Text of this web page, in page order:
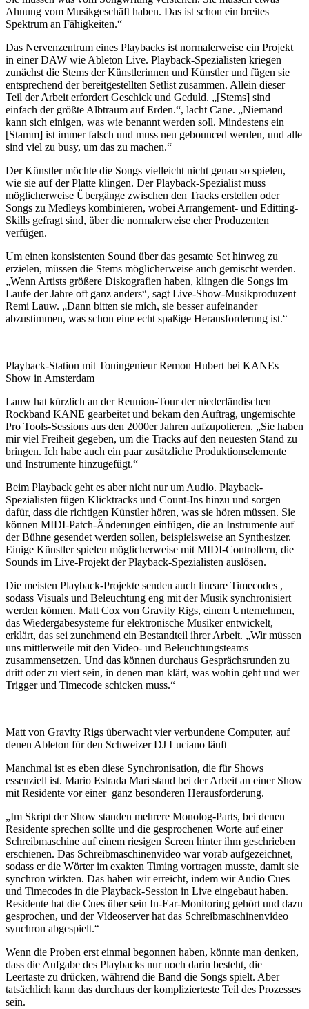
Ahnung vom Musikgeschäft haben. Das ist schon ein breites
Spektrum an Fähigkeiten.“
Das Nervenzentrum eines Playbacks ist normalerweise ein Projekt
in einer DAW wie Ableton Live. Playback-Spezialisten kriegen
zunächst die Stems der Künstlerinnen und Künstler und fügen sie
entsprechend der bereitgestellten Setlist zusammen. Allein dieser
Teil der Arbeit erfordert Geschick und Geduld. „[Stems] sind
einfach der größte Albtraum auf Erden.“, lacht Cane. „Niemand
kann sich einigen, was wie benannt werden soll. Mindestens ein
[Stamm] ist immer falsch und muss neu gebounced werden, und alle
sind viel zu busy, um das zu machen.“
Der Künstler möchte die Songs vielleicht nicht genau so spielen,
wie sie auf der Platte klingen. Der Playback-Spezialist muss
möglicherweise Übergänge zwischen den Tracks erstellen oder
Songs zu Medleys kombinieren, wobei Arrangement- und Editting-
Skills gefragt sind, über die normalerweise eher Produzenten
verfügen.
Um einen konsistenten Sound über das gesamte Set hinweg zu
erzielen, müssen die Stems möglicherweise auch gemischt werden.
„Wenn Artists größere Diskografien haben, klingen die Songs im
Laufe der Jahre oft ganz anders“, sagt Live-Show-Musikproduzent
Remi Lauw. „Dann bitten sie mich, sie besser aufeinander
abzustimmen, was schon eine echt spaßige Herausforderung ist.“
Playback-Station mit Toningenieur Remon Hubert bei KANEs
Show in Amsterdam
Lauw hat kürzlich an der Reunion-Tour der niederländischen
Rockband KANE gearbeitet und bekam den Auftrag, ungemischte
Pro Tools-Sessions aus den 2000er Jahren aufzupolieren. „Sie haben
mir viel Freiheit gegeben, um die Tracks auf den neuesten Stand zu
bringen. Ich habe auch ein paar zusätzliche Produktionselemente
und Instrumente hinzugefügt.“
Beim Playback geht es aber nicht nur um Audio. Playback-
Spezialisten fügen Klicktracks und Count-Ins hinzu und sorgen
dafür, dass die richtigen Künstler hören, was sie hören müssen. Sie
können MIDI-Patch-Änderungen einfügen, die an Instrumente auf
der Bühne gesendet werden sollen, beispielsweise an Synthesizer.
Einige Künstler spielen möglicherweise mit MIDI-Controllern, die
Sounds im Live-Projekt der Playback-Spezialisten auslösen.
Die meisten Playback-Projekte senden auch lineare Timecodes ,
sodass Visuals und Beleuchtung eng mit der Musik synchronisiert
werden können. Matt Cox von Gravity Rigs, einem Unternehmen,
das Wiedergabesysteme für elektronische Musiker entwickelt,
erklärt, das sei zunehmend ein Bestandteil ihrer Arbeit. „Wir müssen
uns mittlerweile mit den Video- und Beleuchtungsteams
zusammensetzen. Und das können durchaus Gesprächsrunden zu
dritt oder zu viert sein, in denen man klärt, was wohin geht und wer
Trigger und Timecode schicken muss.“
Matt von Gravity Rigs überwacht vier verbundene Computer, auf
denen Ableton für den Schweizer DJ Luciano läuft
Manchmal ist es eben diese Synchronisation, die für Shows
essenziell ist. Mario Estrada Mari stand bei der Arbeit an einer Show
mit Residente vor einer ganz besonderen Herausforderung.
„Im Skript der Show standen mehrere Monolog-Parts, bei denen
Residente sprechen sollte und die gesprochenen Worte auf einer
Schreibmaschine auf einem riesigen Screen hinter ihm geschrieben
erschienen. Das Schreibmaschinenvideo war vorab aufgezeichnet,
sodass er die Wörter im exakten Timing vortragen musste, damit sie
synchron wirkten. Das haben wir erreicht, indem wir Audio Cues
und Timecodes in die Playback-Session in Live eingebaut haben.
Residente hat die Cues über sein In-Ear-Monitoring gehört und dazu
gesprochen, und der Videoserver hat das Schreibmaschinenvideo
synchron abgespielt.​​​​​​​​​​“
Wenn die Proben erst einmal begonnen haben, könnte man denken,
dass die Aufgabe des Playbacks nur noch darin besteht, die
Leertaste zu drücken, während die Band die Songs spielt. Aber
tatsächlich kann das durchaus der komplizierteste Teil des Prozesses
sein.